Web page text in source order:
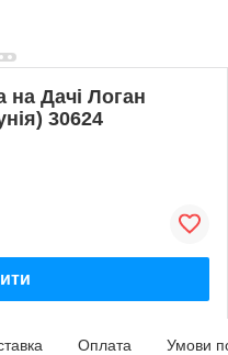
на Дачі Логан
30624
Оплата Умови